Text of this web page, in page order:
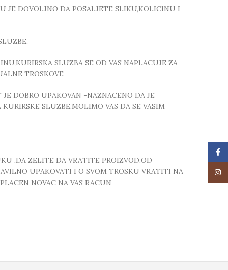
JE DOVOLJNO DA POSALJETE SLIKU,KOLICINU I
SLUZBA SE OD VAS NAPLACUJE ZA
TROSKOVE
DOBRO UPAKOVAN -NAZNACENO DA JE
SLUZBE,MOLIMO VAS DA SE VASIM
,DA ZELITE DA VRATITE PROIZVOD.OD
UPAKOVATI I O SVOM TROSKU VRATITI NA
NOVAC NA VAS RACUN